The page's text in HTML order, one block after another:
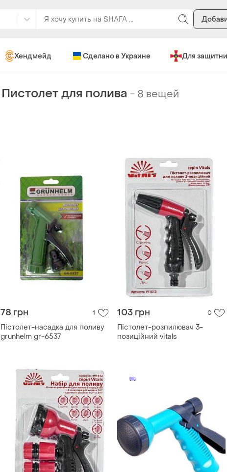
Хендмейд Сделано в Украине Для
Пистолет для полива - 8 вещей
78 грн 1
Пістолет-насадка для поливу
grunhelm gr-6537
103 грн 0
Пістолет-розпилювач 3-
позиційний vitals